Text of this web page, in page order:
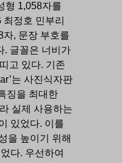
형 1,058자를
정호 민부리
자, 문장 부호를
. 글꼴은 너비가
고 있다. 기존
는 사진식자판
징을 최대한
실제 사용하는
있었다. 이를
을 높이기 위해
다. 우선하여